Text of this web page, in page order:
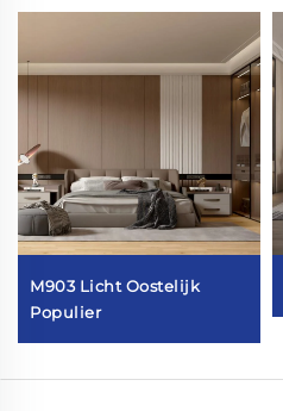
M903 Licht Oostelijk
Populier